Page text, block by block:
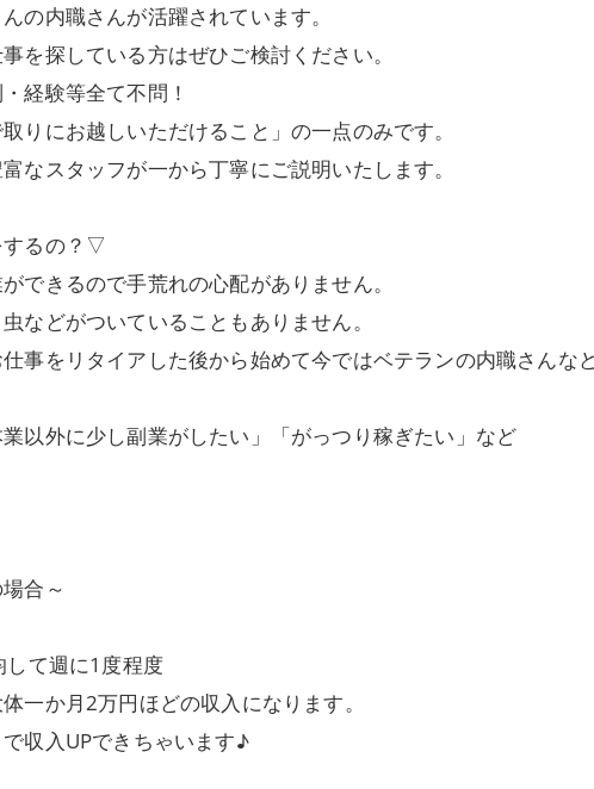
の内職さんが活躍されています。
を探している方はぜひご検討ください。
経験等全て不問！
りにお越しいただけること」の一点のみです。
なスタッフが一から丁寧にご説明いたします。
するの？▽
できるので手荒れの心配がありません。
などがついていることもありません。
事をリタイアした後から始めて今ではベテランの内職さんな
以外に少し副業がしたい」「がっつり稼ぎたい」など
合～
て週に1度程度
一か月2万円ほどの収入になります。
収入UPできちゃいます♪